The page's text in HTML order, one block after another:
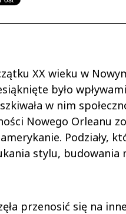
XX wieku w
było
w nim
Nowego Orleanu
Podziały,
stylu, budowania
przenosić się na